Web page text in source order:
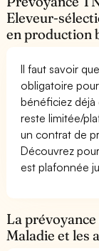
Eleveur-
en production
Il faut savoir
obligatoire
bénéficiez déjà
reste limitée/
un contrat de
Découvrez
est plafonnée
La
Maladie et les